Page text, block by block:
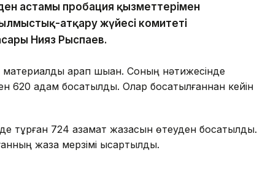
астамы пробация қызметтерімен
атқару жүйесі комитеті
Нияз Рыспаев.
қарап шыққан. Соның нәтижесінде
620 адам босатылды. Олар босатылғаннан кейін
тұрған 724 азамат жазасын өтеуден босатылды.
жаза мерзімі қысқартылды.